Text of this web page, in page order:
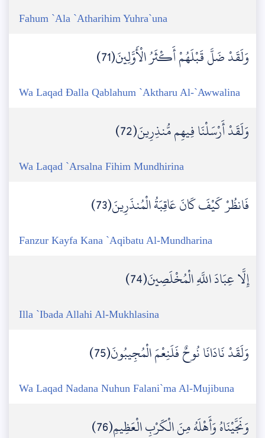
Fahum `Ala `Atharihim Yuhra`una
وَلَقَدْ ضَلَّ قَبْلَهُمْ أَكْثَرُ الْأَوَّلِينَ(71)
Wa Laqad Đalla Qablahum `Aktharu Al-`Awwalina
وَلَقَدْ أَرْسَلْنَا فِيهِم مُّنذِرِينَ(72)
Wa Laqad `Arsalna Fihim Mundhirina
فَانظُرْ كَيْفَ كَانَ عَاقِبَةُ الْمُنذَرِينَ(73)
Fanzur Kayfa Kana `Aqibatu Al-Mundharina
إِلَّا عِبَادَ اللَّهِ الْمُخْلَصِينَ(74)
Illa `Ibada Allahi Al-Mukhlasina
وَلَقَدْ نَادَانَا نُوحٌ فَلَنِعْمَ الْمُجِيبُونَ(75)
Wa Laqad Nadana Nuhun Falani`ma Al-Mujibuna
وَنَجَّيْنَاهُ وَأَهْلَهُ مِنَ الْكَرْبِ الْعَظِيمِ(76)